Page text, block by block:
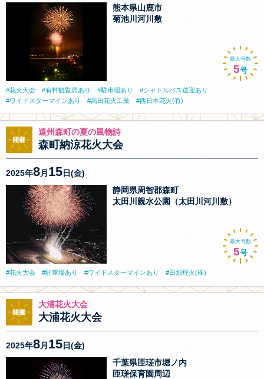
熊本県山鹿市
菊池川河川敷
最大号数
5号
花火大会 有料観覧席あり 駐車場あり
シャトルバス送迎あり
ワイドスターマインあり
高田花火工業 西日本花火(有)
遠州森町の夏の風物詩
森町納涼花火大会
2025年8月 15日(金)
静岡県周智郡森町
太田川親水公園（太田川河川敷）
最大号数
5号
花火大会 駐車場あり ワイドスターマインあり 田畑煙火(株)
大浦花火大会
大浦花火大会
2025年8月 15日(金)
千葉県匝瑳市堀ノ内
匝瑳保育園周辺